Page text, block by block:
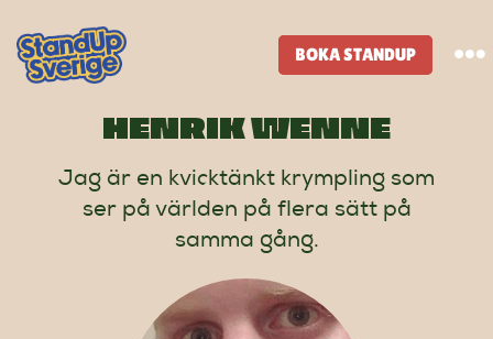
to
content
BOKA STANDUP
Standup-butik
Komiker
HENRIK WENNE
Jag är en kvicktänkt krympling som
ser på världen på flera sätt på
samma gång.